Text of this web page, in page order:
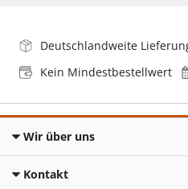
Deutschlandweite
Kein Mindestbestellwert
Wir über uns
Kontakt